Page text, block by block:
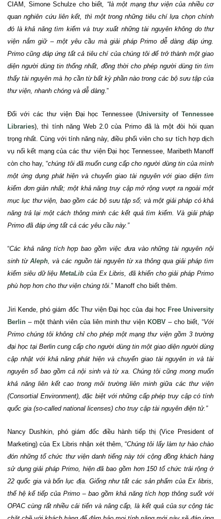
CIAM, Simone Schulze cho biết, “là một mạng thư viện của nhiều cơ
quan nghiên cứu liên kết, thì một trong những tiêu chí lựa chọn chính
đó là khả năng tìm kiếm và truy xuất những tài nguyên không do thư
viện nắm giữ – một yêu cầu mà giải pháp Primo dễ dàng đáp ứng.
Primo cũng đáp ứng tất cả tiêu chí của chúng tôi để trở thành một giao
diện người dùng tin thống nhất, đồng thời cho phép người dùng tin tìm
thấy tài nguyên mà họ cần từ bất kỳ phần nào trong các bộ sưu tập của
thư viện, nhanh chóng và dễ dàng.”
Đối với các thư viện Đại học Tennessee (University of Tennessee
Libraries), thì tính năng Web 2.0 của Primo đã là một đòi hỏi quan
trọng nhất. Cùng với tính năng này, điều phối viên cho sự tích hợp dịch
vụ nối kết mạng của các thư viện Đại học Tennessee, Maribeth Manoff
còn cho hay, “chúng tôi đã muốn cung cấp cho người dùng tin của mình
một ứng dụng phát hiện và chuyển giao tài nguyên với giao diện tìm
kiếm đơn giản nhất; một khả năng truy cập mở rộng vượt ra ngoài một
mục lục thư viện, bao gồm các bộ sưu tập số; và một giải pháp có khả
năng trả lại một cách thông minh các kết quả tìm kiếm. Và giải pháp
Primo đã đáp ứng tất cả các yêu cầu này.”
“Các khả năng tích hợp bao gồm việc đưa vào những tài nguyên nội
sinh từ Aleph, và các nguồn tài nguyên từ xa thông qua giải pháp tìm
kiếm siêu dữ liệuMetaLib của Ex Libris, đã khiến cho giải pháp Primo
phù hợp hơn cho thư viện chúng tôi.” Manoff cho biết thêm.
Jiri Kende, phó giám đốc Thư viện Đại học của đại học Free University
Berlin – một thành viên của liên minh thư việnKOBV – cho biết, “Với
Primo chúng tôi không chỉ cho phép một mạng thư viện gồm 3 trường
đại học tại Berlin cung cấp cho người dùng tin một giao diện người dùng
cập nhật với khả năng phát hiện và chuyển giao tài nguyên in và tài
nguyên số bao gồm cả nội sinh và từ xa. Chúng tôi cũng mong muốn
khả năng liên kết cao trong môi trường liên minh giữa các thư viện
(Consortial Environment), đặc biệt với những cấp phép truy cập có tính
quốc gia (so-called national licenses) cho truy cập tài nguyên điện tử.”
Nancy Dushkin, phó giám đốc điều hành tiếp thị (Vice President of
Marketing) của Ex Libris nhận xét thêm, “Chúng tôi lấy làm tự hào chào
đón những tổ chức thư viện danh tiếng này tới cộng đồng khách hàng
sử dụng giải pháp Primo, hiện đã bao gồm hơn 150 tổ chức trải rộng ở
22 quốc gia và bốn lục địa. Giống như tất các sản phẩm của Ex libris,
thế hệ kế tiếp của Primo – bao gồm khả năng tích hợp thông suốt với
OPAC cùng rất nhiều cải tiến và nâng cấp, là kết quả của sự cộng tác